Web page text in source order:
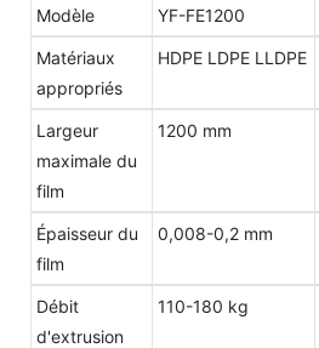
Modèle YF-FE1200
Matériaux
appropriés
HDPE LDPE LLDPE
Largeur
maximale du
film
1200 mm
Épaisseur du
film
0,008-0,2 mm
Débit
d'extrusion
110-180 kg